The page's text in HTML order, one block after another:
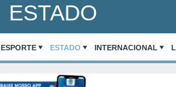
ESTADO
ESPORTE ESTADO INTERNACIONAL